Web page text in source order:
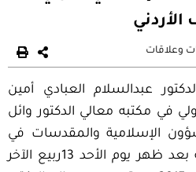
الأردني
وعلاقات
عبدالسلام العبادي أمين
في مكتبه معالي الدكتور وائل
الإسلامية والمقدسات في
المملكة الأردنية الهاشمية بعد ظهر يوم الأحد 13ربيع الآخر